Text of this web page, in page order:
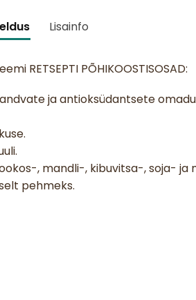
Lisainfo
RETSEPTI PÕHIKOOSTISOSAD:
ja antioksüdantsete
, mandli-, kibuvitsa-, soja- ja
pehmeks.